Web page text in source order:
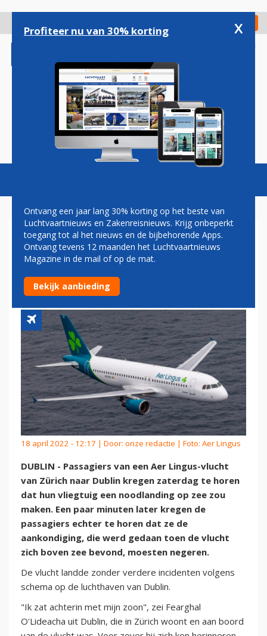
gaan
Check in
Magazine Podcasts Vacatures
'AER LINGUS-PASSAGIERS
KRIJGEN MELDING VAN
NOODLANDING OP ZEE'
18 april 2022 - 12:17 | Door: onze redactie | Foto: Aer Lingus
DUBLIN - Passagiers van een Aer Lingus-vlucht
van Zürich naar Dublin kregen zaterdag te horen
dat hun vliegtuig een noodlanding op zee zou
maken. Een paar minuten later kregen de
passagiers echter te horen dat ze de
aankondiging, die werd gedaan toen de vlucht
zich boven zee bevond, moesten negeren.
De vlucht landde zonder verdere incidenten volgens
schema op de luchthaven van Dublin.
"Ik zat achterin met mijn zoon", zei Fearghal
O'Lideacha uit Dublin, die in Zürich woont en aan boord
Profiteer nu van 30% korting x
Ontvang een jaar lang 30% korting op het beste van
Luchtvaartnieuws en Zakenreisnieuws. Krijg onbeperkt
toegang tot al het nieuws en de bijbehorende Apps.
Ontvang tevens 12 maanden het Luchtvaartnieuws
Magazine in de mail of op de mat.
Bekijk aanbieding